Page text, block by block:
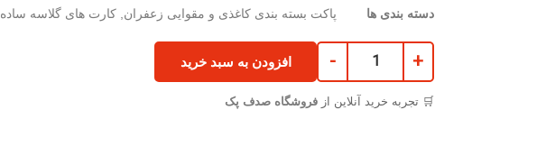
دسته بندی ها پاکت بسته بندی کاغذی و مقوایی زعفران کارت های گلاسه ساده
افزودن به سبد خرید +
-
🛒 تجربه خرید آنلاین از فروشگاه صدف پک